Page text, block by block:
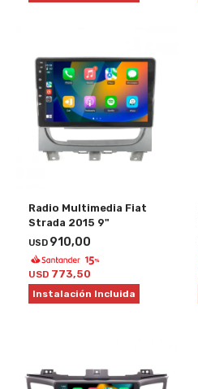
Radio Multimedia Fiat
Strada 2015 9"
USD 910,00
USD 773,50
Instalación Incluida